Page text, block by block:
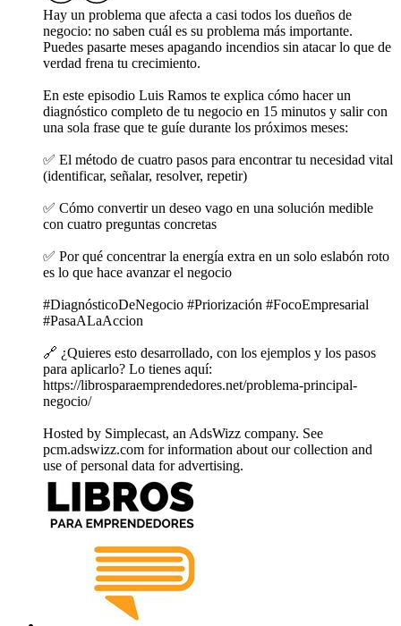
Hay un problema que afecta a casi todos los dueños de
negocio: no saben cuál es su problema más importante.
Puedes pasarte meses apagando incendios sin atacar lo que de
verdad frena tu crecimiento.
En este episodio Luis Ramos te explica cómo hacer un
diagnóstico completo de tu negocio en 15 minutos y salir con
una sola frase que te guíe durante los próximos meses:
✅ El método de cuatro pasos para encontrar tu necesidad vital
(identificar, señalar, resolver, repetir)
✅ Cómo convertir un deseo vago en una solución medible
con cuatro preguntas concretas
✅ Por qué concentrar la energía extra en un solo eslabón roto
es lo que hace avanzar el negocio
#DiagnósticoDeNegocio #Priorización #FocoEmpresarial
#PasaALaAccion
🔗 ¿Quieres esto desarrollado, con los ejemplos y los pasos
para aplicarlo? Lo tienes aquí:
https://librosparaemprendedores.net/problema-principal-
negocio/
Hosted by Simplecast, an AdsWizz company. See
pcm.adswizz.com for information about our collection and
use of personal data for advertising.